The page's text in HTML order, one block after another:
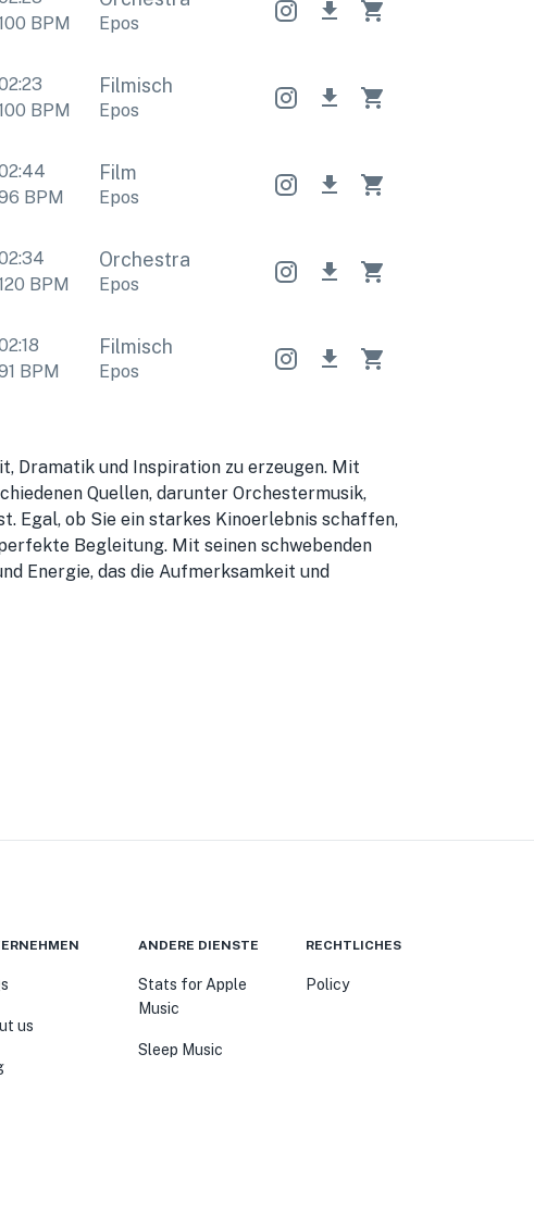
BPM Epos
BPM
Filmisch
Epos
BPM
Film
Epos
BPM
Orchestral Orchestral Orchestral
Epos
BPM
Filmisch
Epos
Dramatik und Inspiration zu erzeugen. Mit
Quellen, darunter Orchestermusik,
Egal, ob Sie ein starkes Kinoerlebnis schaffen,
Begleitung. Mit seinen schwebenden
Energie, das die Aufmerksamkeit und
us
ANDERE DIENSTE
Stats for Apple
Music
Sleep Music
RECHTLICHES
Policy